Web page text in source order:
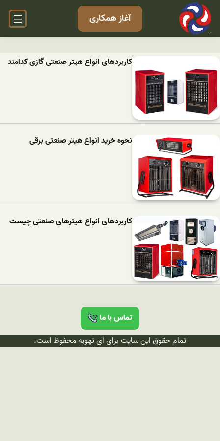
آغاز همکاری
کاربردهای انواع هیتر صنعتی گازی کدامند
نحوه خرید انواع هیتر صنعتی برقی
کاربردهای انواع هیترهای صنعتی چیست
تماس با ما
تمام حقوق این سایت برای آی تهویه محفوظ است.